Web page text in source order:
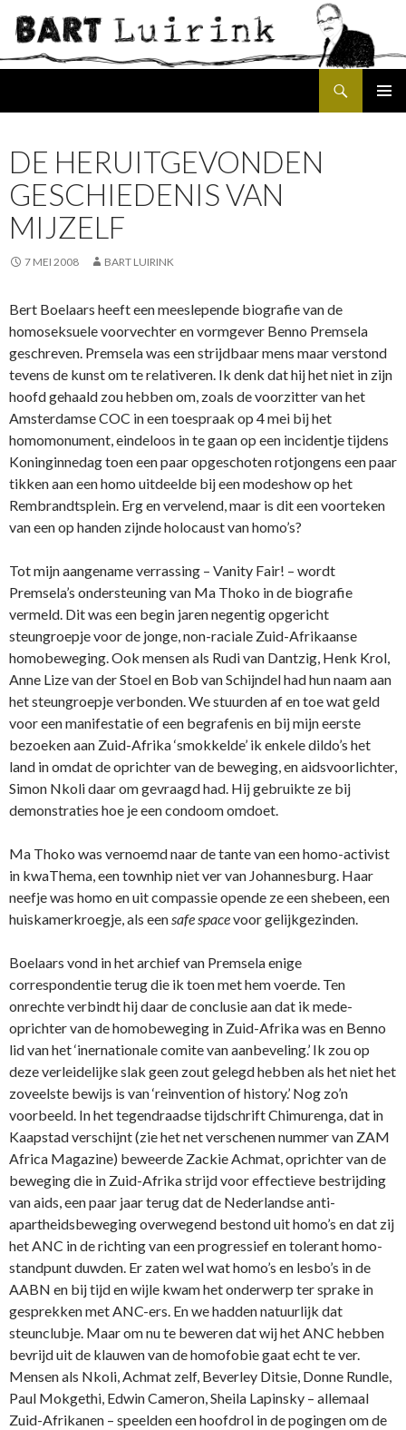
DE HERUITGEVONDEN
GESCHIEDENIS VAN
MIJZELF
7 MEI 2008 BART LUIRINK
Bert Boelaars heeft een meeslepende biografie van de
homoseksuele voorvechter en vormgever Benno Premsela
geschreven. Premsela was een strijdbaar mens maar verstond
tevens de kunst om te relativeren. Ik denk dat hij het niet in zijn
hoofd gehaald zou hebben om, zoals de voorzitter van het
Amsterdamse COC in een toespraak op 4 mei bij het
homomonument, eindeloos in te gaan op een incidentje tijdens
Koninginnedag toen een paar opgeschoten rotjongens een paar
tikken aan een homo uitdeelde bij een modeshow op het
Rembrandtsplein. Erg en vervelend, maar is dit een voorteken
van een op handen zijnde holocaust van homo’s?
Tot mijn aangename verrassing – Vanity Fair! – wordt
Premsela’s ondersteuning van Ma Thoko in de biografie
vermeld. Dit was een begin jaren negentig opgericht
steungroepje voor de jonge, non-raciale Zuid-Afrikaanse
homobeweging. Ook mensen als Rudi van Dantzig, Henk Krol,
Anne Lize van der Stoel en Bob van Schijndel had hun naam aan
het steungroepje verbonden. We stuurden af en toe wat geld
voor een manifestatie of een begrafenis en bij mijn eerste
bezoeken aan Zuid-Afrika ‘smokkelde’ ik enkele dildo’s het
land in omdat de oprichter van de beweging, en aidsvoorlichter,
Simon Nkoli daar om gevraagd had. Hij gebruikte ze bij
demonstraties hoe je een condoom omdoet.
Ma Thoko was vernoemd naar de tante van een homo-activist
in kwaThema, een townhip niet ver van Johannesburg. Haar
neefje was homo en uit compassie opende ze een shebeen, een
huiskamerkroegje, als eensafe spacevoor gelijkgezinden.
Boelaars vond in het archief van Premsela enige
correspondentie terug die ik toen met hem voerde. Ten
onrechte verbindt hij daar de conclusie aan dat ik mede-
oprichter van de homobeweging in Zuid-Afrika was en Benno
lid van het ‘inernationale comite van aanbeveling.’ Ik zou op
deze verleidelijke slak geen zout gelegd hebben als het niet het
zoveelste bewijs is van ‘reinvention of history.’ Nog zo’n
voorbeeld. In het tegendraadse tijdschrift Chimurenga, dat in
Kaapstad verschijnt (zie het net verschenen nummer van ZAM
Africa Magazine) beweerde Zackie Achmat, oprichter van de
beweging die in Zuid-Afrika strijd voor effectieve bestrijding
van aids, een paar jaar terug dat de Nederlandse anti-
apartheidsbeweging overwegend bestond uit homo’s en dat zij
het ANC in de richting van een progressief en tolerant homo-
standpunt duwden. Er zaten wel wat homo’s en lesbo’s in de
AABN en bij tijd en wijle kwam het onderwerp ter sprake in
gesprekken met ANC-ers. En we hadden natuurlijk dat
steunclubje. Maar om nu te beweren dat wij het ANC hebben
bevrijd uit de klauwen van de homofobie gaat echt te ver.
Mensen als Nkoli, Achmat zelf, Beverley Ditsie, Donne Rundle,
Paul Mokgethi, Edwin Cameron, Sheila Lapinsky – allemaal
Zuid-Afrikanen – speelden een hoofdrol in de pogingen om de